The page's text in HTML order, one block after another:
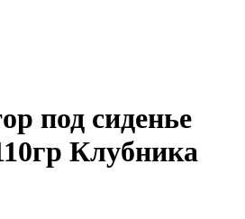
под сиденье
Клубника